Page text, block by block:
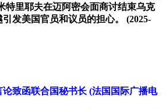
特里耶夫在迈阿密会面商讨结束乌克
发美国官员和议员的担心。 (2025-
致函联合国秘书长 (法国国际广播电